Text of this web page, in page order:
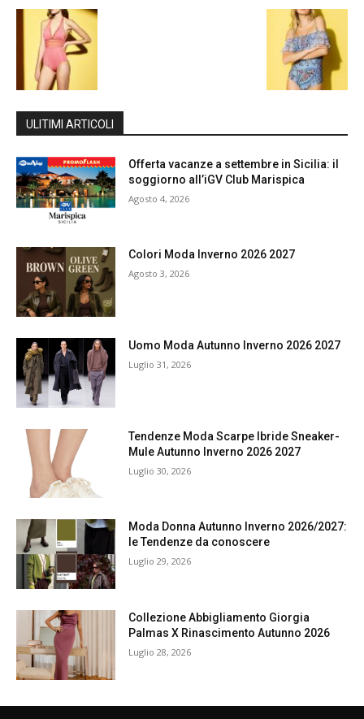
ULITIMI ARTICOLI
Offerta vacanze a settembre in Sicilia: il
soggiorno all’iGV Club Marispica
Agosto 4, 2026
Colori Moda Inverno 2026 2027
Agosto 3, 2026
Uomo Moda Autunno Inverno 2026 2027
Luglio 31, 2026
Tendenze Moda Scarpe Ibride Sneaker-
Mule Autunno Inverno 2026 2027
Luglio 30, 2026
Moda Donna Autunno Inverno 2026/2027:
le Tendenze da conoscere
Luglio 29, 2026
Collezione Abbigliamento Giorgia
Palmas X Rinascimento Autunno 2026
Luglio 28, 2026